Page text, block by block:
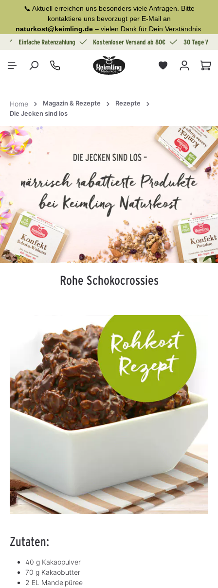
springen
📞 Aktuell erreichen uns besonders viele Anfragen. Bitte
kontaktiere uns bevorzugt per E-Mail an
naturkost@keimling.de– vielen Dank für Dein Verständnis.
Einfache Ratenzahlung Kostenloser Versand ab 80€ 30 Tage
Home Magazin & Rezepte
Rezepte
Die Jecken sind los
Rohe Schokocrossies
Zutaten:
40 g Kakaopulver
70 g Kakaobutter
2 EL Mandelpüree